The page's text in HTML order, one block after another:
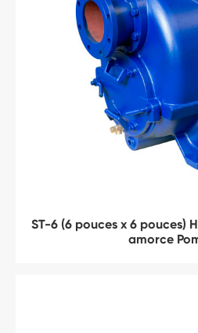
ST-6 (6 pouces x 6 pouces)
amorce